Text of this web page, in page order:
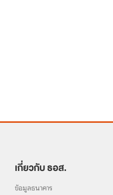
เกี่ยวกับ ธอส.
ข้อมูลธนาคาร